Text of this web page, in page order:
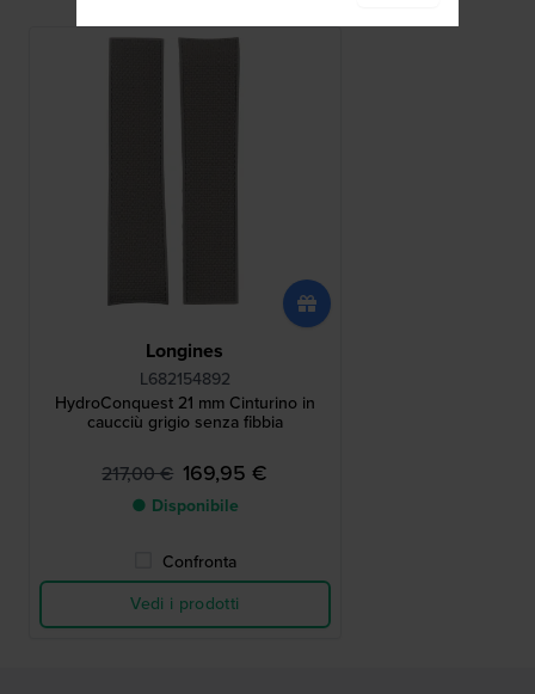
Longines
L682154892
HydroConquest 21 mm Cinturino in
caucciù grigio senza fibbia
217,00 € 169,95 €
● Disponibile
Confronta
Vedi i prodotti